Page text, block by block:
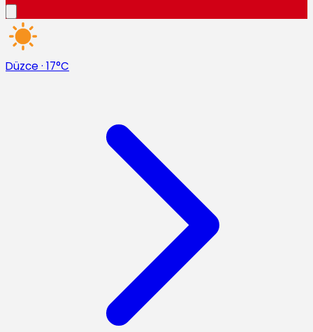
Düzce · 17°C